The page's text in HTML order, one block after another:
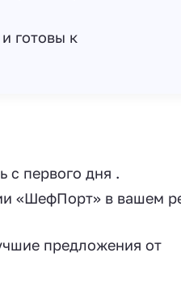
готовы к
с первого дня .
«ШефПорт» в вашем
предложения от